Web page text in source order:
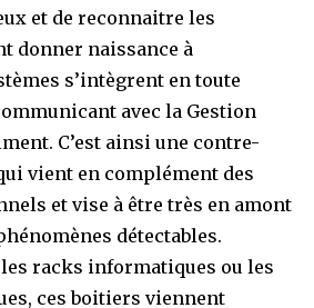
et de reconnaitre les
donner naissance à
s’intègrent en toute
avec la Gestion
C’est ainsi une contre-
vient en complément des
et vise à être très en amont
détectables.
racks informatiques ou les
ces boitiers viennent